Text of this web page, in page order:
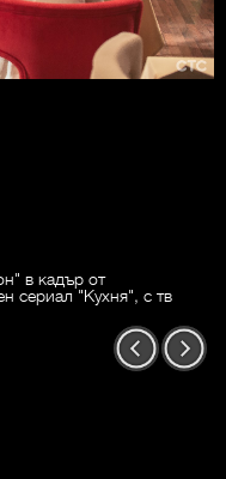
в кадър от
сериал "Кухня", с тв